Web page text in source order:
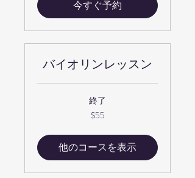
今すぐ予約
バイオリンレッスン
終了
ル
$55
他のコースを表示